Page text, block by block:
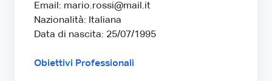
Email: mario.rossi@mail.it
Nazionalità: Italiana
Data di nascita: 25/07/1995
Obiettivi Professionali